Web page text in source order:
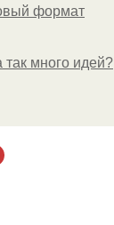
формат
так много идей?